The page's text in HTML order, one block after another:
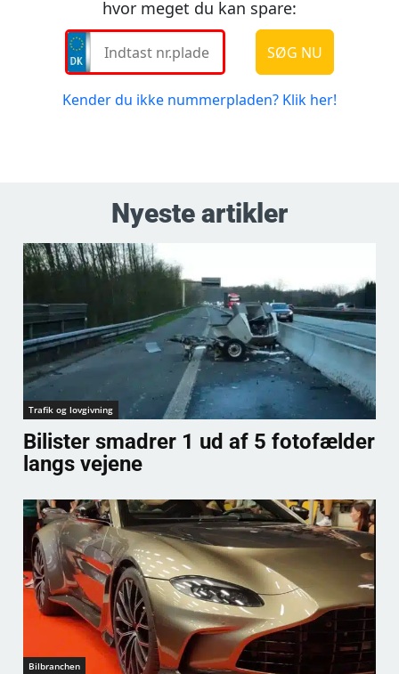
Nyeste artikler
Trafik og lovgivning
Bilister smadrer 1 ud af 5 fotofælder
langs vejene
Bilbranchen